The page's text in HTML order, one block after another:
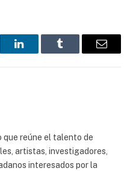
LinkedInTumblr Email
que reúne el talento de
artistas, investigadores,
interesados por la